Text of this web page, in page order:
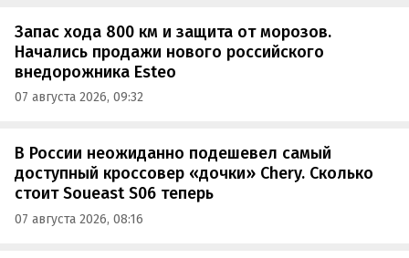
Запас хода 800 км и защита от морозов.
Начались продажи нового российского
внедорожника Esteo
07 августа 2026, 09:32
В России неожиданно подешевел самый
доступный кроссовер «дочки» Chery. Сколько
стоит Soueast S06 теперь
07 августа 2026, 08:16